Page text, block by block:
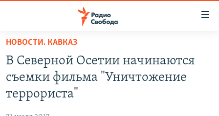
упрощенного
доступа
основному
ПОДКАСТЫ
АВТОРСКИЕ ПРОЕКТЫ
НОВОСТИ. КАВКАЗ
В Северной Осетии начинаются
съемки фильма "Уничтожение
террориста"